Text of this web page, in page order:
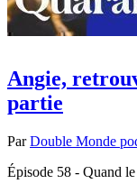
Angie,
partie
ParDouble Monde
Épisode 58 - Quand